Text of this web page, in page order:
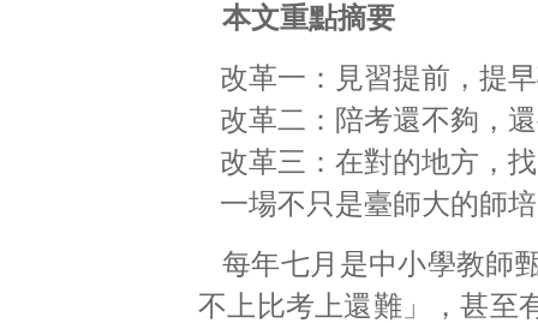
本文重點摘要
改革一：見習提前，提
改革二：陪考還不夠，
改革三：在對的地方，
一場不只是臺師大的師
每年七月是中小學教師
不上比考上還難」，甚至